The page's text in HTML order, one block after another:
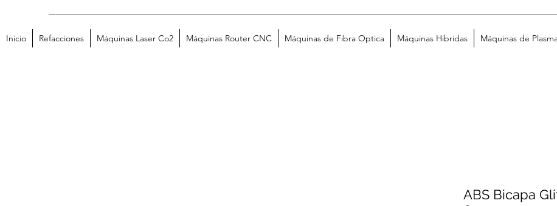
Inicio Refacciones Máquinas Laser Co2 Máquinas Router CNC Máquinas de Fibra Optica Máquinas Hibridas Máquinas de
ABS Bicapa